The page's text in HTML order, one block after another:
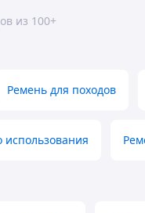
из 100+
Ремень для походов
использования